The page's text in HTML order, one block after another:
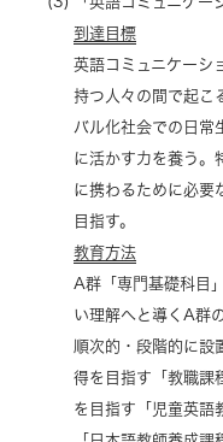
到達目標
英語コミュニケーシ
持つ人々の間で起こ
バル化社会での日常
に活かす力を養う。
に携わるために必要
目指す。
教育方法
A群「専門基礎科目
い理解へと導くA群
順次的・段階的に
得を目指す「教職課
を目指す「児童英語